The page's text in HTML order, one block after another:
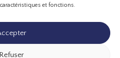
et fonctions.
Refuser